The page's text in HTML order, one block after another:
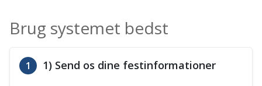
Brug systemet bedst
1 1) Send os dine festinformationer